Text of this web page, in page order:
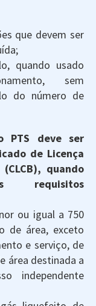
que devem ser
quando usado
sem
do número de
PTS deve ser
de Licença
quando
requisitos
ou igual a 750
de área, exceto
e serviço, de
área destinada a
independente